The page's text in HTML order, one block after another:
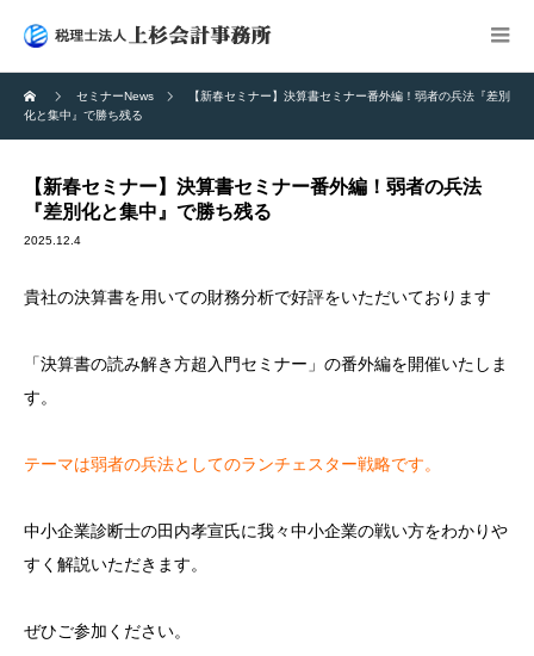
セミナーNews
【新春セミナー】決算書セミナー番外編！弱者の兵法『差別
化と集中』で勝ち残る
【新春セミナー】決算書セミナー番外編！弱者の兵法
『差別化と集中』で勝ち残る
2025.12.4
貴社の決算書を用いての財務分析で好評をいただいております
「決算書の読み解き方超入門セミナー」の番外編を開催いたしま
す。
テーマは弱者の兵法としてのランチェスター戦略です。
中小企業診断士の田内孝宣氏に我々中小企業の戦い方をわかりや
すく解説いただきます。
ぜひご参加ください。